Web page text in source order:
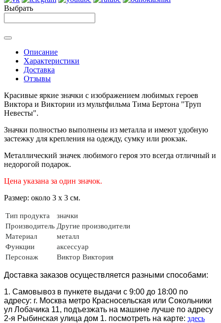
Выбрать
Описание
Характеристики
Доставка
Отзывы
Красивые яркие значки с изображением любимых героев
Виктора и Виктории из мультфильма Тима Бертона "Труп
Невесты".
Значки полностью выполнены из металла и имеют удобную
застежку для крепления на одежду, сумку или рюкзак.
Металлический значек любимого героя это всегда отличный и
недорогой подарок.
Цена указана за один значок.
Размер: около 3 х 3 см.
Тип продукта
значки
Производитель Другие производители
Материал
металл
Функции
аксессуар
Персонаж
Виктор Виктория
Доставка заказов осуществляется разными способами:
1. Самовывоз в пункете выдачи с 9:00 до 18:00 по
адресу: г. Москва метро Красносельская или Сокольники
ул Лобачика 11, подъезжать на машине лучше по адресу
2-я Рыбинская улица дом 1. посмотреть на карте: здесь